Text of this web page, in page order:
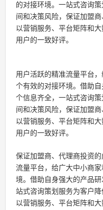
的对接环境。一站式咨询
间和决策风险，保证加盟商
以营销服务、平台矩阵和
用户的一致好评。
用户活跃的精准流量平台
个有效的对接环境。借助
个信息齐全，一站式咨询
间和决策风险，保证加盟
以营销服务、平台矩阵和
用户的一致好评。
保证加盟商、代理商投资
流量平台，给广大中小商
境。借助自身强大的产品
站式咨询策划服务为客户降
以营销服务、平台矩阵和